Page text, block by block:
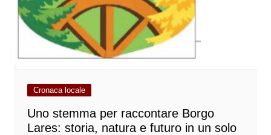
Cronaca locale
Uno stemma per raccontare Borgo
Lares: storia, natura e futuro in un solo